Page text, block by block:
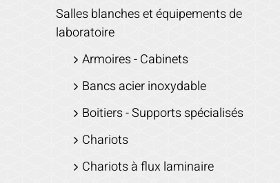
Salles blanches et équipements de
laboratoire
Armoires - Cabinets
Bancs acier inoxydable
Boitiers - Supports spécialisés
Chariots
Chariots à flux laminaire